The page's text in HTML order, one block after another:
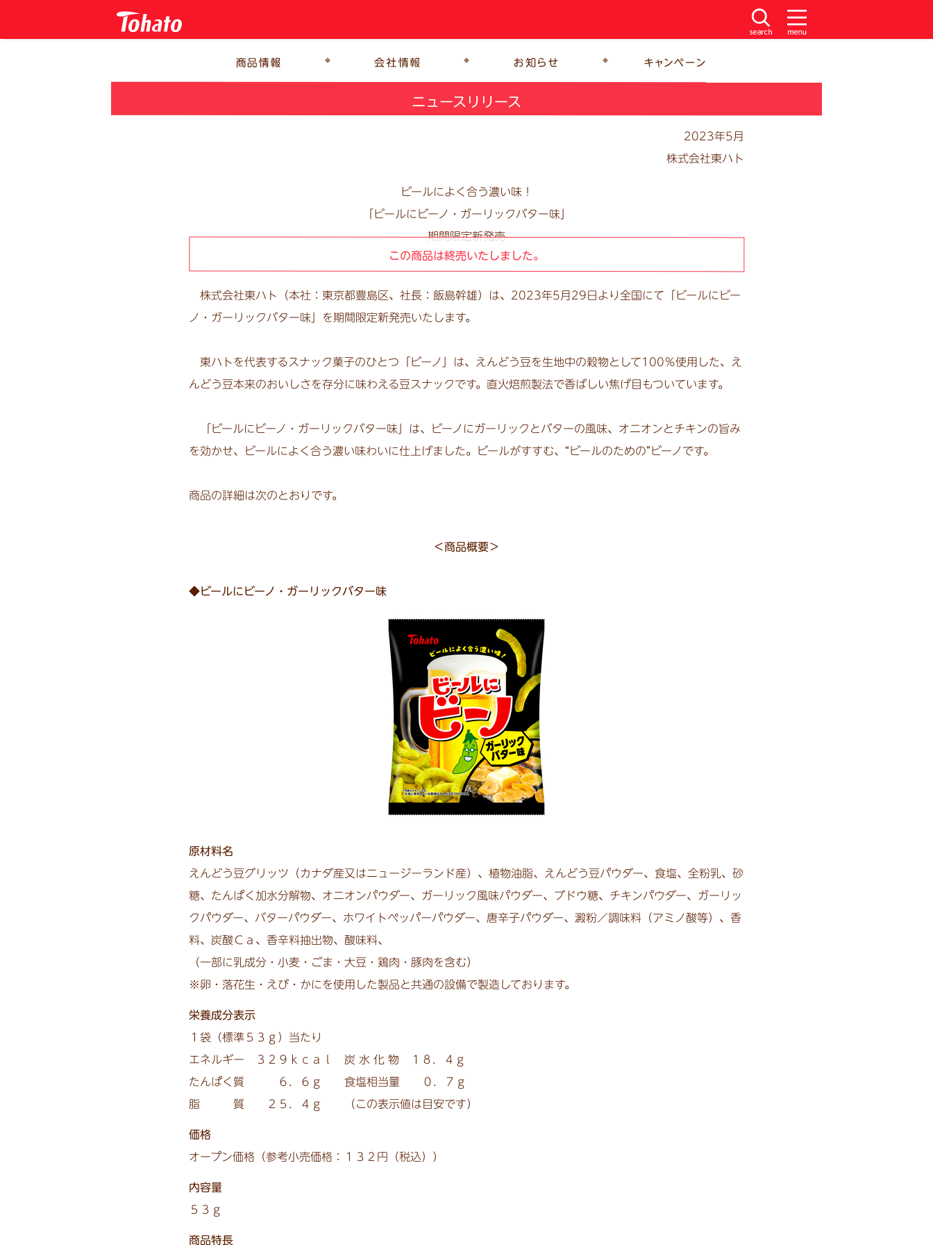
ニュースリリース
2023年5月
株式会社東ハト
ビールによく合う濃い味！
「ビールにビーノ・ガーリックバター味」
期間限定新発売
この商品は終売いたしました。
株式会社東ハト（本社：東京都豊島区、社長：飯島幹雄）は、2023年5月29日より全国にて「ビールにビー
ノ・ガーリックバター味」を期間限定新発売いたします。
東ハトを代表するスナック菓子のひとつ「ビーノ」は、えんどう豆を生地中の穀物として100％使用した、え
んどう豆本来のおいしさを存分に味わえる豆スナックです。直火焙煎製法で香ばしい焦げ目もついています。
「ビールにビーノ・ガーリックバター味」は、ビーノにガーリックとバターの風味、オニオンとチキンの旨み
を効かせ、ビールによく合う濃い味わいに仕上げました。ビールがすすむ、“ビールのための”ビーノです。
商品の詳細は次のとおりです。
＜商品概要＞
◆ビールにビーノ・ガーリックバター味
原材料名
えんどう豆グリッツ（カナダ産又はニュージーランド産）、植物油脂、えんどう豆パウダー、食塩、全粉乳、砂
糖、たんぱく加水分解物、オニオンパウダー、ガーリック風味パウダー、ブドウ糖、チキンパウダー、ガーリッ
クパウダー、バターパウダー、ホワイトペッパーパウダー、唐辛子パウダー、澱粉／調味料（アミノ酸等）、香
料、炭酸Ｃａ、香辛料抽出物、酸味料、
（一部に乳成分・小麦・ごま・大豆・鶏肉・豚肉を含む）
※卵・落花生・えび・かにを使用した製品と共通の設備で製造しております。
栄養成分表示
１袋（標準５３ｇ）当たり
エネルギー ３２９ｋｃａｌ 炭 水 化 物 １８．４ｇ
たんぱく質 ６．６ｇ 食塩相当量 ０．７ｇ
脂 質 ２５．４ｇ （この表示値は目安です）
価格
オープン価格（参考小売価格：１３２円（税込））
内容量
５３ｇ
商品特長